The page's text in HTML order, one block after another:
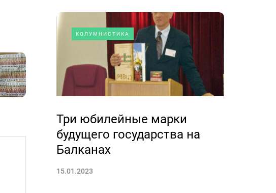
КОЛУМНИСТИКА
Три юбилейные марки
будущего государства на
Балканах
15.01.2023